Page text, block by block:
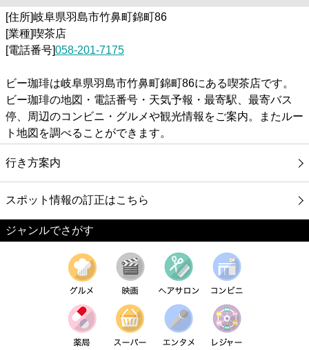
[住所]岐阜県羽島市竹鼻町錦町86
[業種]喫茶店
[電話番号]058-201-7175
ビー珈琲は岐阜県羽島市竹鼻町錦町86にある喫茶店です。
ビー珈琲の地図・電話番号・天気予報・最寄駅、最寄バス
停、周辺のコンビニ・グルメや観光情報をご案内。またルー
ト地図を調べることができます。
行き方案内
スポット情報の訂正はこちら
ジャンルでさがす